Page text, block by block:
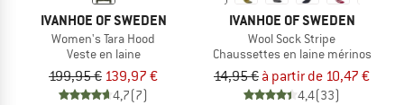
IVANHOE OF SWEDEN
Women's Tara Hood
Veste en laine
199,95 € 139,97 €
4,7(7)
IVANHOE OF SWEDEN
Wool Sock Stripe
Chaussettes en laine mérinos
14,95 € à partir de 10,47 €
4,4(33)